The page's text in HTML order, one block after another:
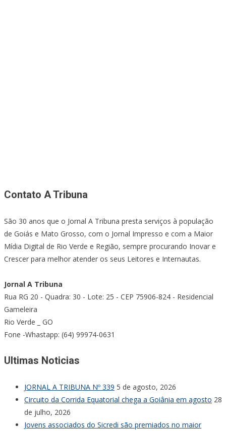
Contato A Tribuna
São 30 anos que o Jornal A Tribuna presta serviços à população
de Goiás e Mato Grosso, com o Jornal Impresso e com a Maior
Mídia Digital de Rio Verde e Região, sempre procurando Inovar e
Crescer para melhor atender os seus Leitores e Internautas.
Jornal A Tribuna
Rua RG 20 - Quadra: 30 - Lote: 25 - CEP 75906-824 - Residencial
Gameleira
Rio Verde _ GO
Fone -Whastapp: (64) 99974-0631
Ultimas Noticias
JORNAL A TRIBUNA Nº 339 5 de agosto, 2026
Circuito da Corrida Equatorial chega a Goiânia em agosto 28
de julho, 2026
Jovens associados do Sicredi são premiados no maior